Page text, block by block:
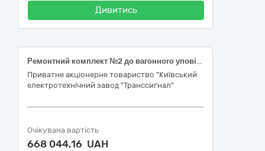
Дивитись
Ремонтний комплект №2 до вагонного уповільнювача РНЗ-2
Приватне акціонерне товариство "Київський
електротехнічний завод "Транссигнал"
Очікувана вартість
668 044,16 UAH